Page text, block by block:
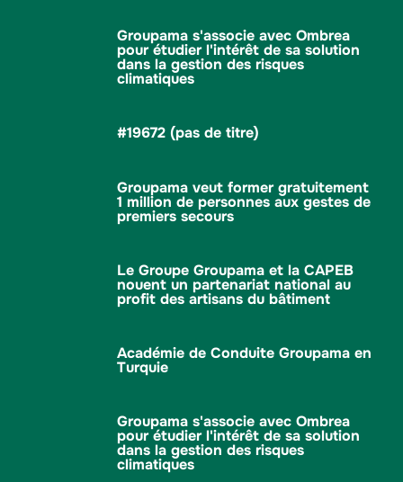
Groupama s'associe avec Ombrea
pour étudier l'intérêt de sa solution
dans la gestion des risques
climatiques
#19672 (pas de titre)
Groupama veut former gratuitement
1 million de personnes aux gestes de
premiers secours
Le Groupe Groupama et la CAPEB
nouent un partenariat national au
profit des artisans du bâtiment
Académie de Conduite Groupama en
Turquie
Groupama s'associe avec Ombrea
pour étudier l'intérêt de sa solution
dans la gestion des risques
climatiques